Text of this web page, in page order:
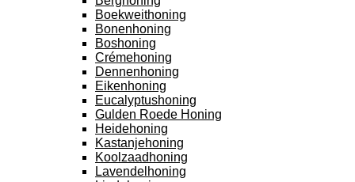
Boekweithoning
Bonenhoning
Boshoning
Crémehoning
Dennenhoning
Eikenhoning
Eucalyptushoning
Gulden Roede Honing
Heidehoning
Kastanjehoning
Koolzaadhoning
Lavendelhoning